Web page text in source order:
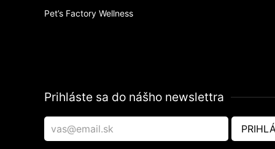
Pet’s Factory Wellness
Prihláste sa do nášho newslettra